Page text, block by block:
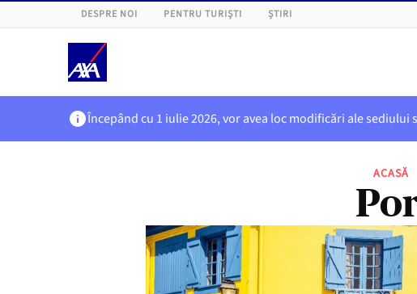
DESPRE NOI PENTRU TURIȘTI ȘTIRI
Începând cu 1 iulie 2026, vor avea loc modificări ale sediului
ACASĂ